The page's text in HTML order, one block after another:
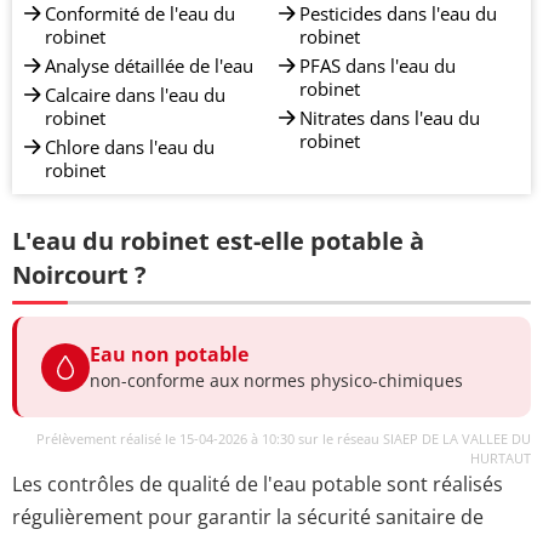
Conformité de l'eau du
robinet
Analyse détaillée de l'eau
Calcaire dans l'eau du
robinet
Chlore dans l'eau du
robinet
Pesticides dans l'eau du
robinet
PFAS dans l'eau du
robinet
Nitrates dans l'eau du
robinet
L'eau du robinet est-elle potable à
Noircourt ?
Eau non potable
non-conforme aux normes physico-chimiques
Prélèvement réalisé le 15-04-2026 à 10:30 sur le réseau SIAEP DE LA VALLEE DU
HURTAUT
Les contrôles de qualité de l'eau potable sont réalisés
régulièrement pour garantir la sécurité sanitaire de